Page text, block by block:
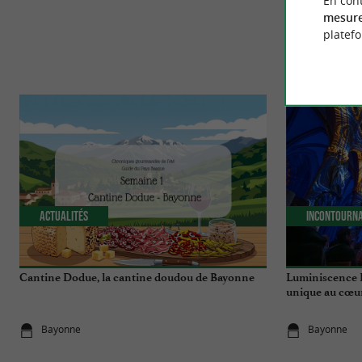
Cantine Dodue, la cantine doudou de Bayonne
Bayonne
Actualités
Luminiscence
unique au
Bayonne